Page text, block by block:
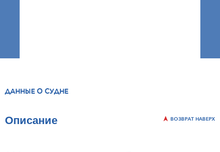
ДАННЫЕ О СУДНЕ
Описание ВОЗВРАТ НАВЕРХ